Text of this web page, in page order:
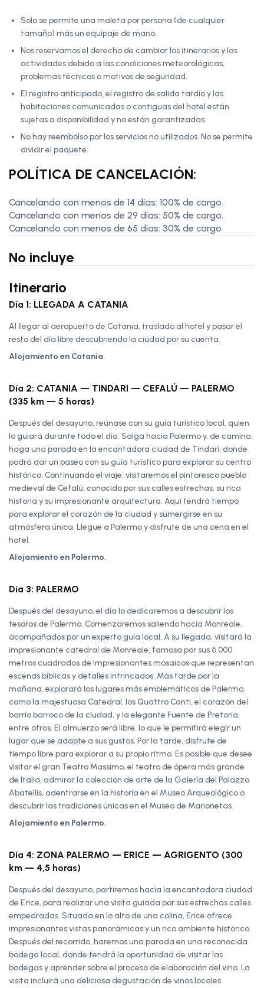
Solo se permite una maleta por persona (de cualquier
tamaño) más un equipaje de mano.
Nos reservamos el derecho de cambiar los itinerarios y las
actividades debido a las condiciones meteorológicas,
problemas técnicos o motivos de seguridad.
El registro anticipado, el registro de salida tardío y las
habitaciones comunicadas o contiguas del hotel están
sujetas a disponibilidad y no están garantizadas.
No hay reembolso por los servicios no utilizados. No se permite
dividir el paquete.
POLÍTICA DE CANCELACIÓN:
Cancelando con menos de 14 días: 100% de cargo.
Cancelando con menos de 29 días: 50% de cargo.
Cancelando con menos de 65 días: 30% de cargo
No incluye
Itinerario
Día 1: LLEGADA A CATANIA
Al llegar al aeropuerto de Catania, traslado al hotel y pasar el
resto del día libre descubriendo la ciudad por su cuenta.
Alojamiento en Catania.
Día 2: CATANIA — TINDARI — CEFALÚ — PALERMO
(335 km — 5 horas)
Después del desayuno, reúnase con su guía turístico local, quien
lo guiará durante todo el día. Salga hacia Palermo y, de camino,
haga una parada en la encantadora ciudad de Tindari, donde
podrá dar un paseo con su guía turístico para explorar su centro
histórico. Continuando el viaje, visitaremos el pintoresco pueblo
medieval de Cefalú, conocido por sus calles estrechas, su rica
historia y su impresionante arquitectura. Aquí tendrá tiempo
para explorar el corazón de la ciudad y sumergirse en su
atmósfera única. Llegue a Palermo y disfrute de una cena en el
hotel.
Alojamiento en Palermo.
Día 3: PALERMO
Después del desayuno, el día lo dedicaremos a descubrir los
tesoros de Palermo. Comenzaremos saliendo hacia Monreale,
acompañados por un experto guía local. A su llegada, visitará la
impresionante catedral de Monreale, famosa por sus 6.000
metros cuadrados de impresionantes mosaicos que representan
escenas bíblicas y detalles intrincados. Más tarde por la
mañana, explorará los lugares más emblemáticos de Palermo,
como la majestuosa Catedral, los Quattro Canti, el corazón del
barrio barroco de la ciudad, y la elegante Fuente de Pretoria,
entre otros. El almuerzo será libre, lo que le permitirá elegir un
lugar que se adapte a sus gustos. Por la tarde, disfrute de
tiempo libre para explorar a su propio ritmo. Es posible que desee
visitar el gran Teatro Massimo, el teatro de ópera más grande
de Italia, admirar la colección de arte de la Galería del Palazzo
Abatellis, adentrarse en la historia en el Museo Arqueológico o
descubrir las tradiciones únicas en el Museo de Marionetas.
Alojamiento en Palermo.
Día 4: ZONA PALERMO — ERICE — AGRIGENTO (300
km — 4,5 horas)
Después del desayuno, partiremos hacia la encantadora ciudad
de Erice, para realizar una visita guiada por sus estrechas calles
empedradas. Situada en lo alto de una colina, Erice ofrece
impresionantes vistas panorámicas y un rico ambiente histórico.
Después del recorrido, haremos una parada en una reconocida
bodega local, donde tendrá la oportunidad de visitar las
bodegas y aprender sobre el proceso de elaboración del vino. La
visita incluirá una deliciosa degustación de vinos locales